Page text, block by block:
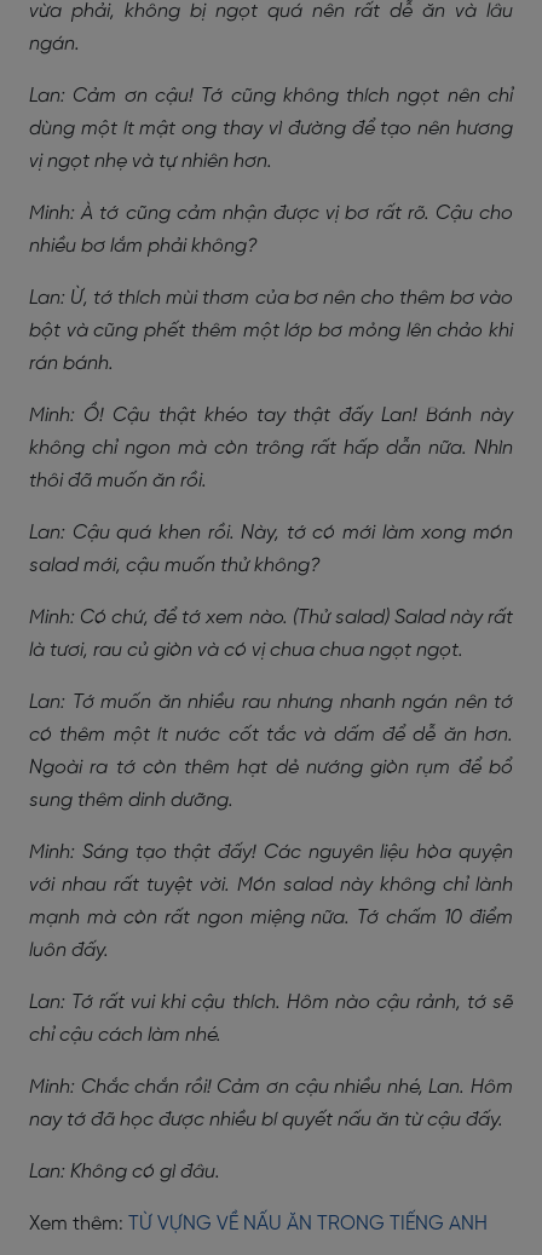
vừa phải, không bị ngọt quá nên rất dễ ăn và lâu
ngán.
Lan: Cảm ơn cậu! Tớ cũng không thích ngọt nên chỉ
dùng một ít mật ong thay vì đường để tạo nên hương
vị ngọt nhẹ và tự nhiên hơn.
Minh: À tớ cũng cảm nhận được vị bơ rất rõ. Cậu cho
nhiều bơ lắm phải không?
Lan: Ừ, tớ thích mùi thơm của bơ nên cho thêm bơ vào
bột và cũng phết thêm một lớp bơ mỏng lên chảo khi
rán bánh.
Minh: Ồ! Cậu thật khéo tay thật đấy Lan! Bánh này
không chỉ ngon mà còn trông rất hấp dẫn nữa. Nhìn
thôi đã muốn ăn rồi.
Lan: Cậu quá khen rồi. Này, tớ có mới làm xong món
salad mới, cậu muốn thử không?
Minh: Có chứ, để tớ xem nào. (Thử salad) Salad này rất
là tươi, rau củ giòn và có vị chua chua ngọt ngọt.
Lan: Tớ muốn ăn nhiều rau nhưng nhanh ngán nên tớ
có thêm một ít nước cốt tắc và dấm để dễ ăn hơn.
Ngoài ra tớ còn thêm hạt dẻ nướng giòn rụm để bổ
sung thêm dinh dưỡng.
Minh: Sáng tạo thật đấy! Các nguyên liệu hòa quyện
với nhau rất tuyệt vời. Món salad này không chỉ lành
mạnh mà còn rất ngon miệng nữa. Tớ chấm 10 điểm
luôn đấy.
Lan: Tớ rất vui khi cậu thích. Hôm nào cậu rảnh, tớ sẽ
chỉ cậu cách làm nhé.
Minh: Chắc chắn rồi! Cảm ơn cậu nhiều nhé, Lan. Hôm
nay tớ đã học được nhiều bí quyết nấu ăn từ cậu đấy.
Lan: Không có gì đâu.
Xem thêm: TỪ VỰNG VỀ NẤU ĂN TRONG TIẾNG ANH